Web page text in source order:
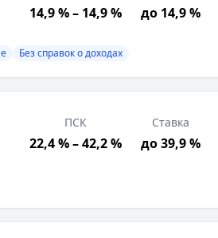
о доходах
в РФ, Трудоустройство
14,9 % – 14,9 % до 14,9 %
Без справок о доходах
ПСК
22,4 % – 42,2 %
Ставка
до 39,9 %